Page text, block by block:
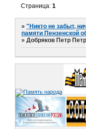
Страница:1
»"Никто не забыт,
памяти Пензенской
»Добряков Петр